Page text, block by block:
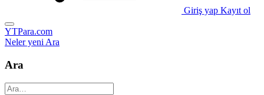
Giriş yap Kayıt ol
YTPara.com
Neler yeniAra
Ara